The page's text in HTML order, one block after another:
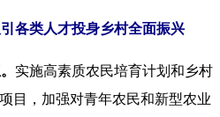
各类人才投身乡村全面振兴
实施高素质农民培育计划和乡村
目，加强对青年农民和新型农业